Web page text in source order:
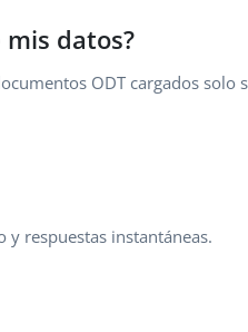
datos?
ODT cargados solo
respuestas instantáneas.